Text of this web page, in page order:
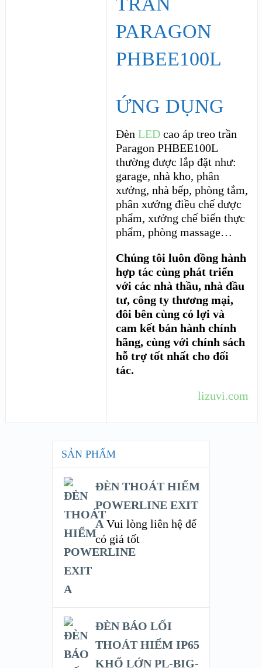
ỨNG DỤNG
ĐènLED cao áp treo trần
Paragon PHBEE100L
thường được lắp đặt như:
garage, nhà kho, phân
xưởng, nhà bếp, phòng tắm,
phân xưởng điều chế dược
phẩm, xưởng chế biến thực
phẩm, phòng massage…
Chúng tôi luôn đồng hành
hợp tác cùng phát triển
với các nhà thầu, nhà đầu
tư, công ty thương mại,
đôi bên cùng có lợi và
cam kết bán hành chính
hãng, cùng với chính sách
hỗ trợ tốt nhất cho đối
tác.
lizuvi.com
SẢN PHẨM
ĐÈN THOÁT HIỂM
POWERLINE EXIT
A Vui lòng liên hệ để
có giá tốt
ĐÈN BÁO LỐI
THOÁT HIỂM IP65
KHỔ LỚN PL-BIG-